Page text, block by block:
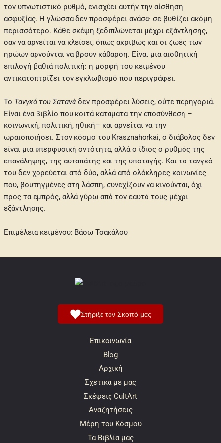
τον υπνωτιστικό ρυθμό, ενισχύει αυτήν την αίσθηση
ασφυξίας. Η γλώσσα δεν προσφέρει ανάσα· σε βυθίζει ακόμη
περισσότερο. Κάθε σκέψη ξεδιπλώνεται μέχρι εξάντλησης,
σαν να αρνείται να κλείσει, όπως ακριβώς και οι ζωές των
ηρώων αρνούνται να βρουν κάθαρση. Είναι μια αισθητική
επιλογή βαθιά πολιτική: η μορφή του κειμένου
αντικατοπτρίζει τον εγκλωβισμό που περιγράφει.
Το Τανγκό του Σατανά δεν προσφέρει λύσεις, ούτε παρηγοριά.
Είναι ένα βιβλίο που κοιτά κατάματα την αποσύνθεση –
κοινωνική, πολιτική, ηθική– και αρνείται να την
ωραιοποιήσει. Στον κόσμο του Krasznahorkai, ο διάβολος δεν
είναι μια υπερφυσική οντότητα, αλλά ο ίδιος ο ρυθμός της
επανάληψης, της αυταπάτης και της υποταγής. Και το τανγκό
του δεν χορεύεται από δύο, αλλά από ολόκληρες κοινωνίες
που, βουτηγμένες στη λάσπη, συνεχίζουν να κινούνται, όχι
προς τα εμπρός, αλλά γύρω από τον εαυτό τους μέχρι
εξάντλησης.
Επιμέλεια κειμένου: Βάσω Τσακάλου
Στήριξε τον Σκοπό μας
Επικοινωνία
Blog
Αρχική
Σχετικά με μας
Σκέψεις CultArt
Αναζητήσεις
Μέρη του Κόσμου
Τα Βιβλία μας